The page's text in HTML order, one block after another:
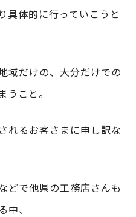
具体的に行っていこうと
域だけの、大分だけでの
うこと。
れるお客さまに申し訳な
どで他県の工務店さんも
、